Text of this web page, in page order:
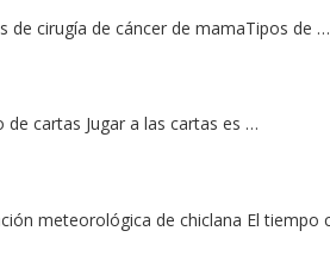
de cirugía de cáncer de mamaTipos de …
cartas Jugar a las cartas es …
meteorológica de chiclana El tiempo